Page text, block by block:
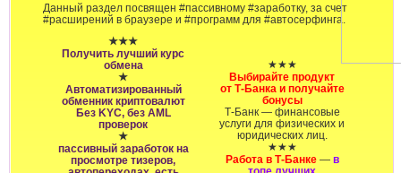
Данный раздел посвящен #пассивному #заработку, за счет
#расширений в браузере и #программ для #автосерфинга.
★★★
Получить лучший курс
обмена
★
Автоматизированный
обменник криптовалют
Без KYC, без AML
проверок
★
пассивный заработок на
просмотре тизеров,
★★★
Выбирайте продукт
от T‑Банка и получайте
бонусы
Т‑Банк — финансовые
услуги для физических и
юридических лиц.
★★★
Работа в Т‑Банке— в